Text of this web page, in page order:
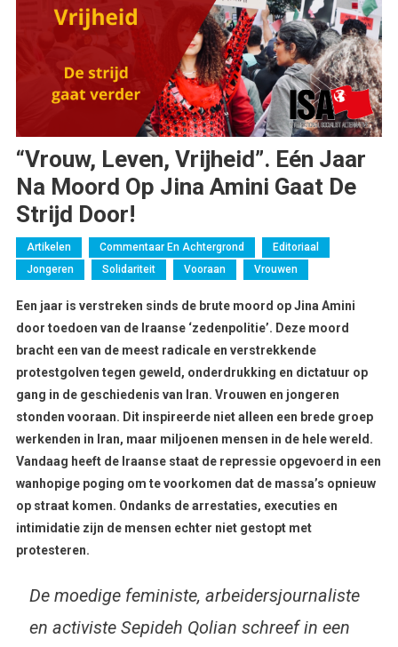
“Vrouw, Leven, Vrijheid”. Eén Jaar
Na Moord Op Jina Amini Gaat De
Strijd Door!
Artikelen Commentaar En Achtergrond
Editoriaal
Jongeren
Solidariteit Vooraan Vrouwen
Een jaar is verstreken sinds de brute moord op Jina Amini
door toedoen van de Iraanse ‘zedenpolitie’. Deze moord
bracht een van de meest radicale en verstrekkende
protestgolven tegen geweld, onderdrukking en dictatuur op
gang in de geschiedenis van Iran. Vrouwen en jongeren
stonden vooraan. Dit inspireerde niet alleen een brede groep
werkenden in Iran, maar miljoenen mensen in de hele wereld.
Vandaag heeft de Iraanse staat de repressie opgevoerd in een
wanhopige poging om te voorkomen dat de massa’s opnieuw
op straat komen. Ondanks de arrestaties, executies en
intimidatie zijn de mensen echter niet gestopt met
protesteren.
De moedige feministe, arbeidersjournaliste
en activiste Sepideh Qolian schreef in een